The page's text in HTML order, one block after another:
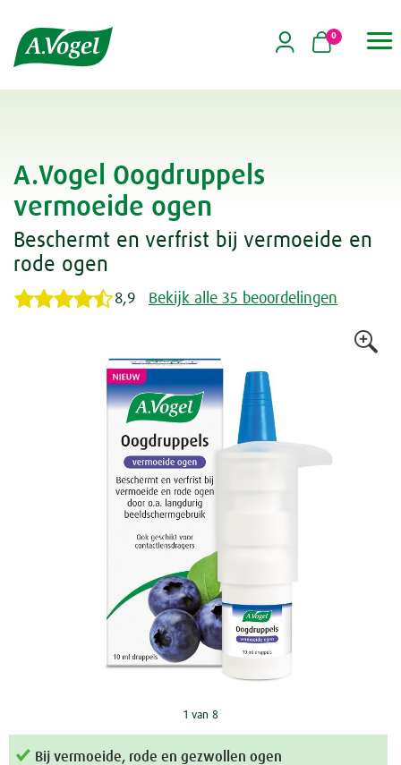
0 
A.Vogel Oogdruppels
vermoeide ogen
Beschermt en verfrist bij vermoeide en
rode ogen
8,9 Bekijk alle 35 beoordelingen
1 van 8
Bij vermoeide, rode en gezwollen ogen